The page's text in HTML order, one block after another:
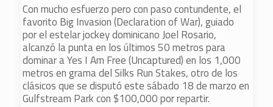
Con mucho esfuerzo pero con paso contundente, el
favorito Big Invasion (Declaration of War), guiado
por el estelar jockey dominicano Joel Rosario,
alcanzó la punta en los últimos 50 metros para
dominar a Yes I Am Free (Uncaptured) en los 1,000
metros en grama del Silks Run Stakes, otro de los
clásicos que se disputó este sábado 18 de marzo en
Gulfstream Park con $100,000 por repartir.